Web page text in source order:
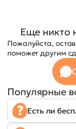
Еще никто
Пожалуйста,
поможет другим
Популярные
Есть ли